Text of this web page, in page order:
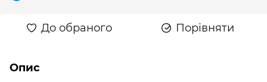
До обраного Порівняти
Опис